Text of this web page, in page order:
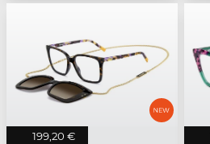
199,20 €